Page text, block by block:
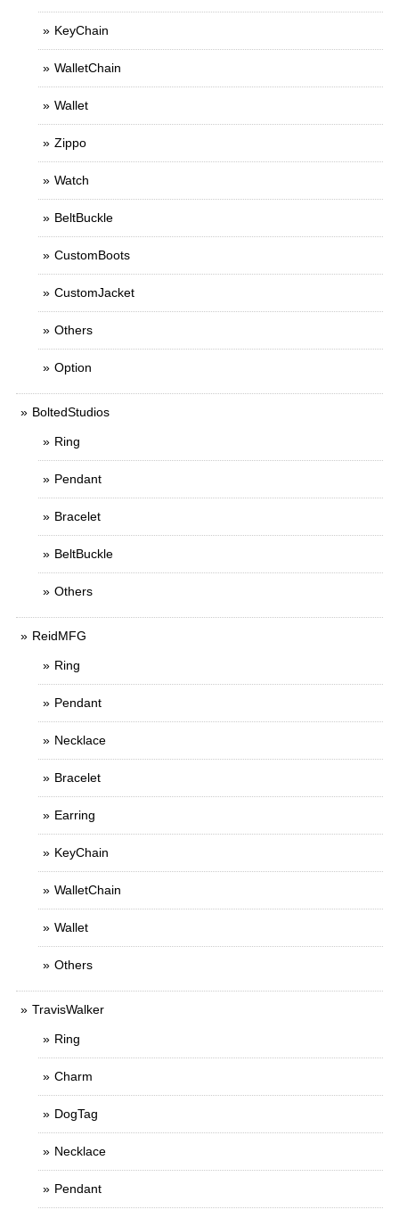
KeyChain
WalletChain
Wallet
Zippo
Watch
BeltBuckle
CustomBoots
CustomJacket
Others
Option
BoltedStudios
Ring
Pendant
Bracelet
BeltBuckle
Others
ReidMFG
Ring
Pendant
Necklace
Bracelet
Earring
KeyChain
WalletChain
Wallet
Others
TravisWalker
Ring
Charm
DogTag
Necklace
Pendant